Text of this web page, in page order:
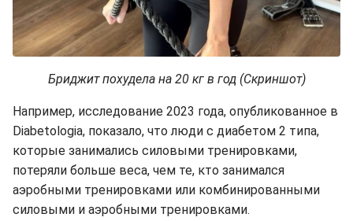
Бриджит похудела на 20 кг в год (Скриншот)
Например, исследование 2023 года, опубликованное в
Diabetologia, показало, что люди с диабетом 2 типа,
которые занимались силовыми тренировками,
потеряли больше веса, чем те, кто занимался
аэробными тренировками или комбинированными
силовыми и аэробными тренировками.